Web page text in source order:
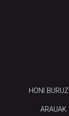
HONI BURUZ
ARAUAK